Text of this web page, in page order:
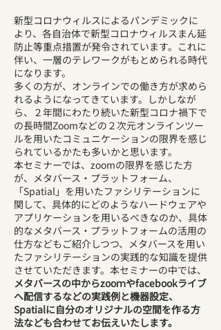
新型コロナウィルスによるパンデミックに
より、各自治体で新型コロナウィルスまん延
防止等重点措置が発令されています。これに
伴い、一層のテレワークがもとめられる時代
になります。
多くの方が、オンラインでの働き方が求めら
れるようになってきています。しかしなが
ら、２年間にわたり続いた新型コロナ禍下で
の長時間Zoomなどの２次元オンラインツー
ルを用いたコミュニケーションの限界を感じ
られているかたも多いかと思います。
本セミナーでは、zoomの限界を感じた方
が、メタバース・プラットフォーム、
「Spatial」を用いたファシリテーションに
関して、具体的にどのようなハードウェアや
アプリケーションを用いるべきなのか、具体
的なメタバース・プラットフォームの活用の
仕方などもご紹介しつつ、メタバースを用い
たファシリテーションの実践的な知識を提供
させていただきます。本セミナーの中では、
メタバースの中からzooｍやfacebookライブ
へ配信するなどの実践例と機器設定、
Spatialに自分のオリジナルの空間を作る方
法なども合わせてお伝えいたします。